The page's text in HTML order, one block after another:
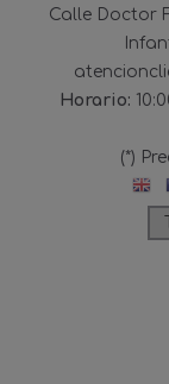
Calle Doctor
Horario:
(*)